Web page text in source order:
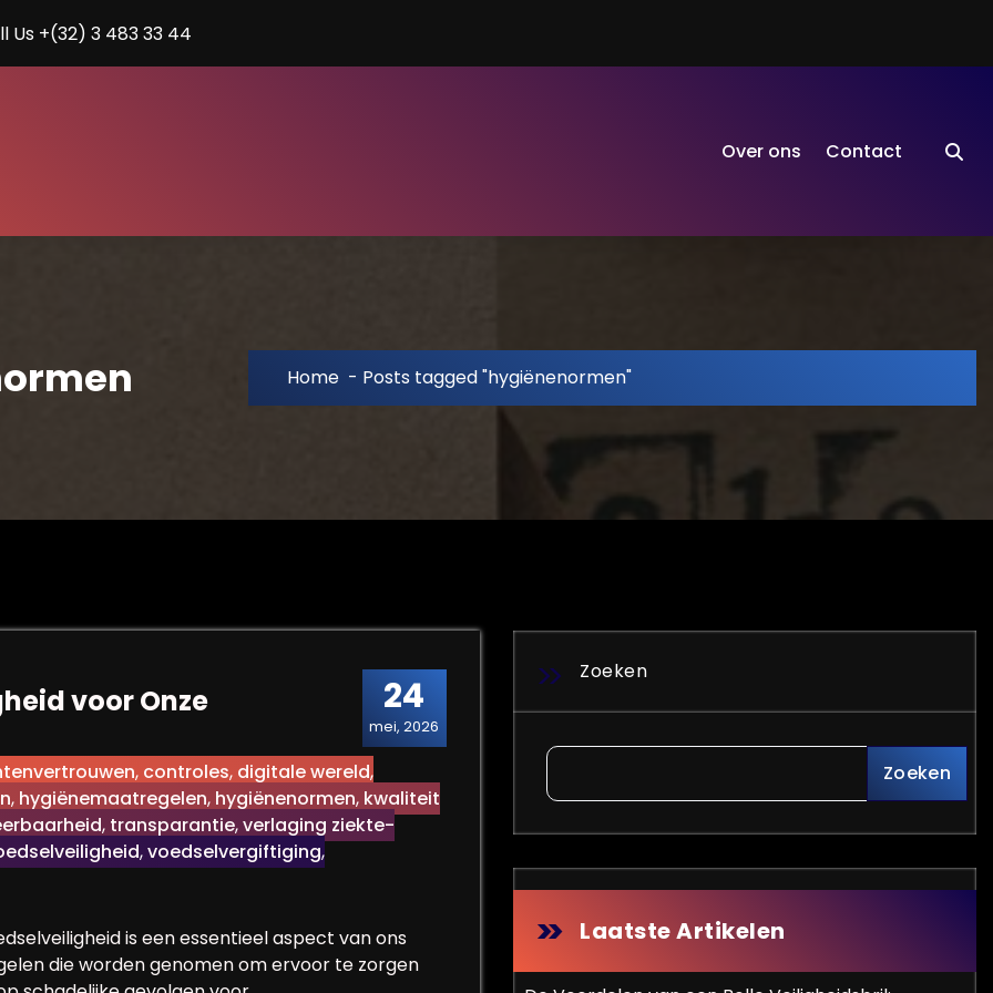
Us +(32) 3 483 33 44
Over ons Contact
Home - Posts tagged "hygiënenormen"
24
mei, 2026
voor Onze
, controles, digitale wereld,
, hygiënemaatregelen, hygiënenormen, kwaliteit
, transparantie,verlaging ziekte-
,voedselvergiftiging,
is een essentieel aspect van ons
die worden genomen om ervoor te zorgen
Zoeken
Zoeken
Laatste Artikelen